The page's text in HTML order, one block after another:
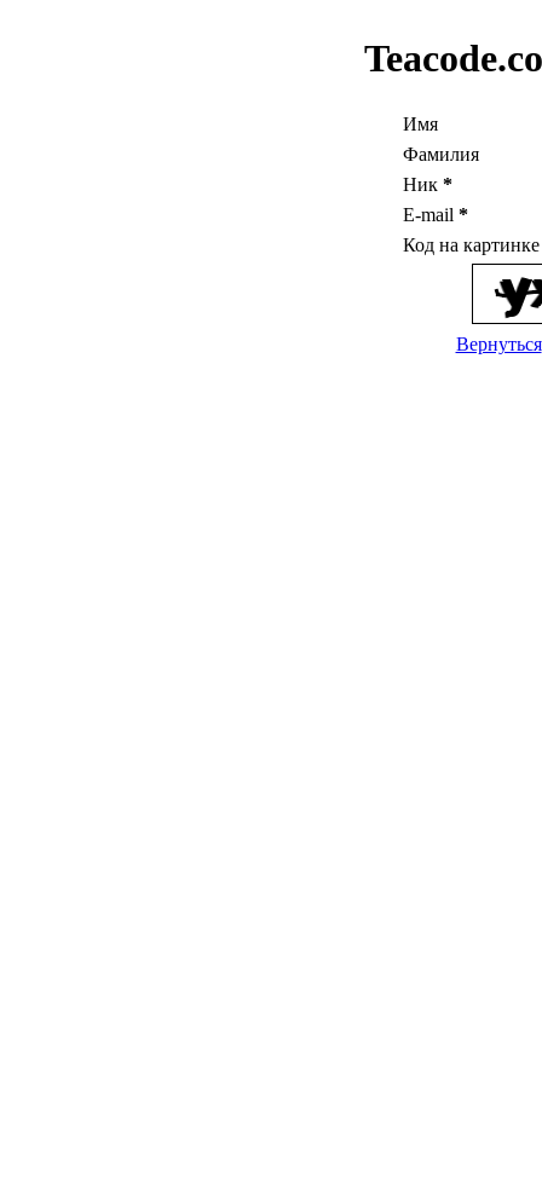
Имя
Фамилия
Ник *
E-mail *
Код на
Вернуться